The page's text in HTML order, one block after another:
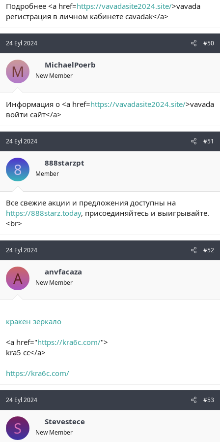
Подробнее <a href=https://vavadasite2024.site/>vavada
регистрация в личном кабинете cavadak</a>
24 Eyl 2024 #50
M MichaelPoerb
New Member
Информация о <a href=https://vavadasite2024.site/>vavada
войти сайт</a>
24 Eyl 2024 #51
8 888starzpt
Member
Все свежие акции и предложения доступны на
https://888starz.today, присоединяйтесь и выигрывайте.
<br>
24 Eyl 2024 #52
A anvfacaza
New Member
кракен зеркало
<a href="https://kra6c.com/">
kra5 cc</a>
https://kra6c.com/
24 Eyl 2024 #53
S Stevestece
New Member